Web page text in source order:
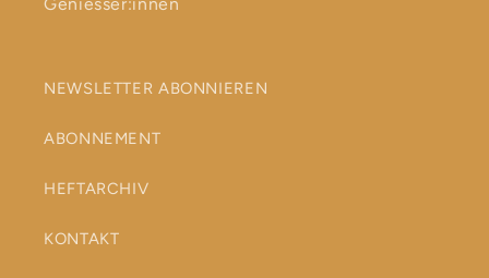
NEWSLETTER ABONNIEREN
ABONNEMENT
HEFTARCHIV
KONTAKT